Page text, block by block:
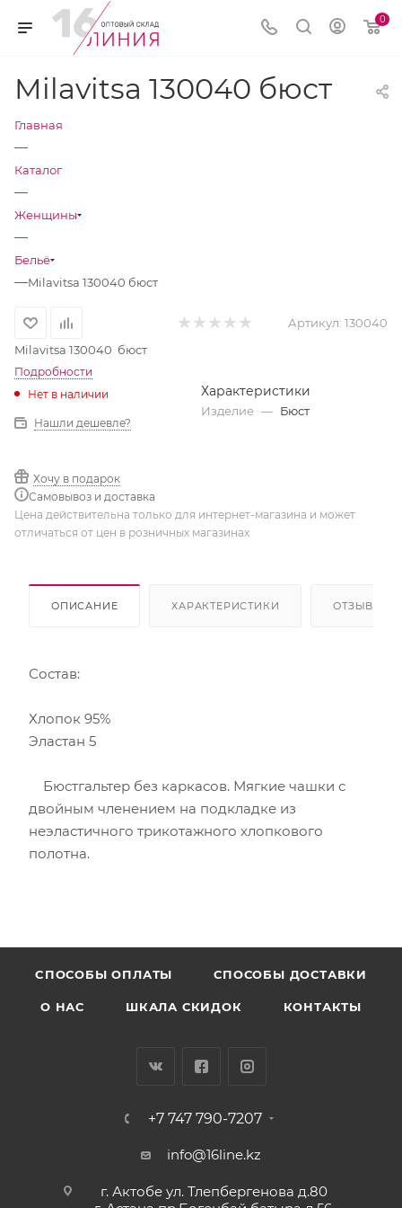
0
Milavitsa 130040 бюст
Главная
—
Каталог
—
Женщины
—
Бельё
—Milavitsa 130040 бюст
Артикул: 130040
Milavitsa 130040 бюст
Подробности
Нет в наличии
Нашли дешевле?
Хочу в подарок
Самовывоз и доставка
Характеристики
Изделие — Бюст
Цена действительна только для интернет-магазина и может
отличаться от цен в розничных магазинах
ОПИСАНИЕ ХАРАКТЕРИСТИКИ ОТЗЫВЫ
Состав:
Хлопок 95%
Эластан 5
Бюстгальтер без каркасов. Мягкие чашки с
двойным членением на подкладке из
неэластичного трикотажного хлопкового
полотна.
CПОСОБЫ ОПЛАТЫ СПОСОБЫ ДОСТАВКИ
О НАС ШКАЛА СКИДОК КОНТАКТЫ
+7 747 790-7207
info@16line.kz
г. Актобе ул. Тлепбергенова д.80